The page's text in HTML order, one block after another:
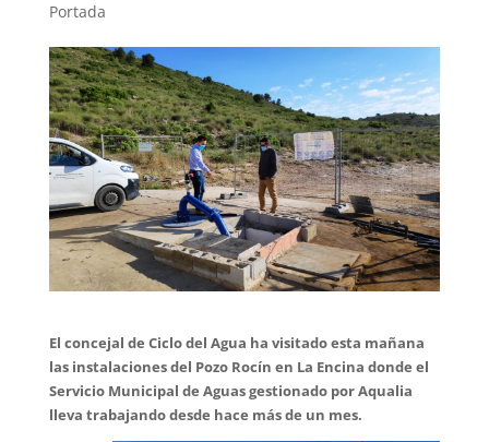
Portada
El concejal de Ciclo del Agua ha visitado esta mañana
las instalaciones del Pozo Rocín en La Encina donde el
Servicio Municipal de Aguas gestionado por Aqualia
lleva trabajando desde hace más de un mes.